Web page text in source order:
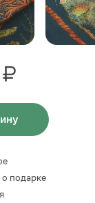
подарке